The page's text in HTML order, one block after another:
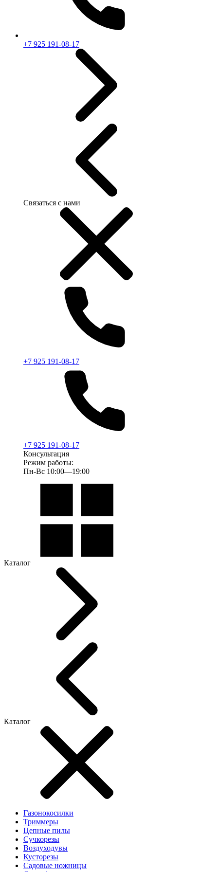
+7 925 191-08-17
Связаться с нами
+7 925 191-08-17
+7 925 191-08-17
Консультация
Режим работы:
Пн-Вс 10:00—19:00
Каталог
Каталог
Газонокосилки
Триммеры
Цепные пилы
Cучкорезы
Воздуходувы
Кусторезы
Садовые ножницы